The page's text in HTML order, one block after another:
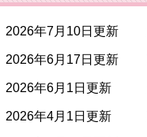
2026年7月10日更新
2026年6月17日更新
2026年6月1日更新
2026年4月1日更新